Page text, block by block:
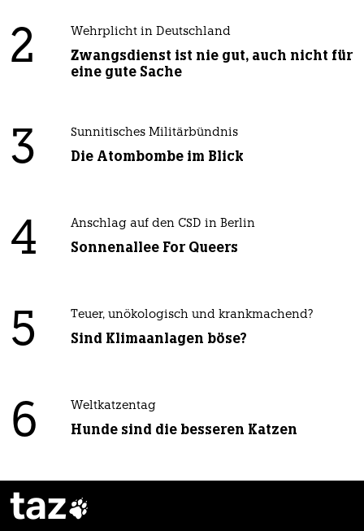
2 Wehrplicht in Deutschland
Zwangsdienst ist nie gut, auch nicht für
eine gute Sache
3 Sunnitisches Militärbündnis
Die Atombombe im Blick
4 Anschlag auf den CSD in Berlin
Sonnenallee For Queers
5 Teuer, unökologisch und krankmachend?
Sind Klimaanlagen böse?
6 Weltkatzentag
Hunde sind die besseren Katzen
taz